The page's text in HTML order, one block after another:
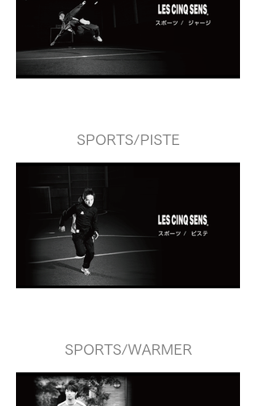
SPORTS/PISTE
SPORTS/WARMER